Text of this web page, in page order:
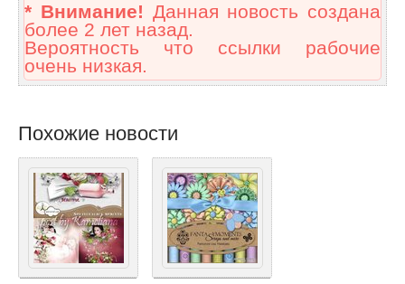
* Внимание! Данная новость создана
более 2 лет назад.
Вероятность что ссылки рабочие
очень низкая.
Похожие новости